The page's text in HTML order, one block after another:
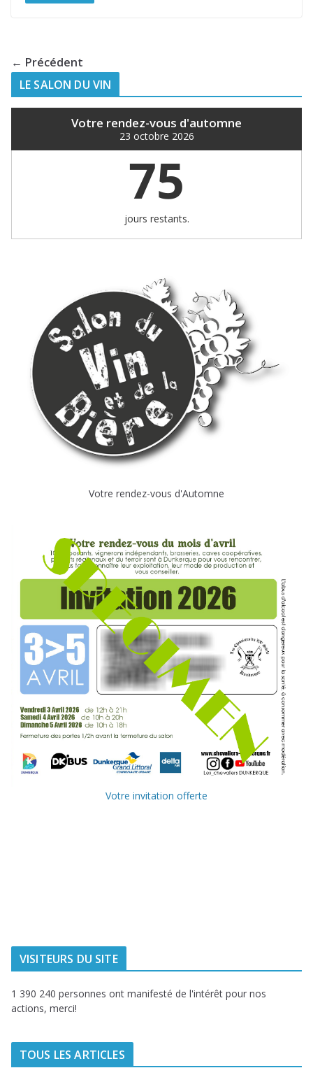
← Précédent
LE SALON DU VIN
Votre rendez-vous d'automne
23 octobre 2026
75
jours restants.
Votre rendez-vous d'Automne
Votre invitation offerte
VISITEURS DU SITE
1 390 240 personnes ont manifesté de l'intérêt pour nos
actions, merci!
TOUS LES ARTICLES